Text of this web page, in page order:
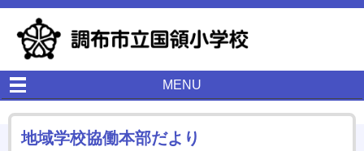
MENU
地域学校協働本部だより